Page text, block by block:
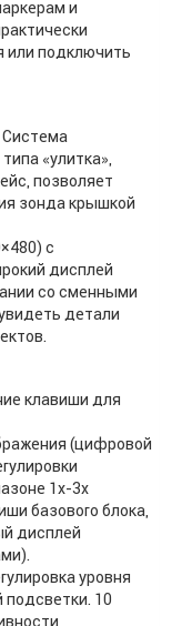
и
или подключить
Система
«улитка»,
позволяет
зонда крышкой
с
дисплей
со сменными
детали
клавиши для
(цифровой
1х-3х
базового блока,
дисплей
уровня
10